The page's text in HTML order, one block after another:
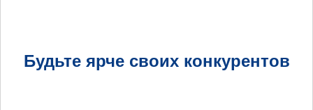
Будьте ярче своих конкурентов